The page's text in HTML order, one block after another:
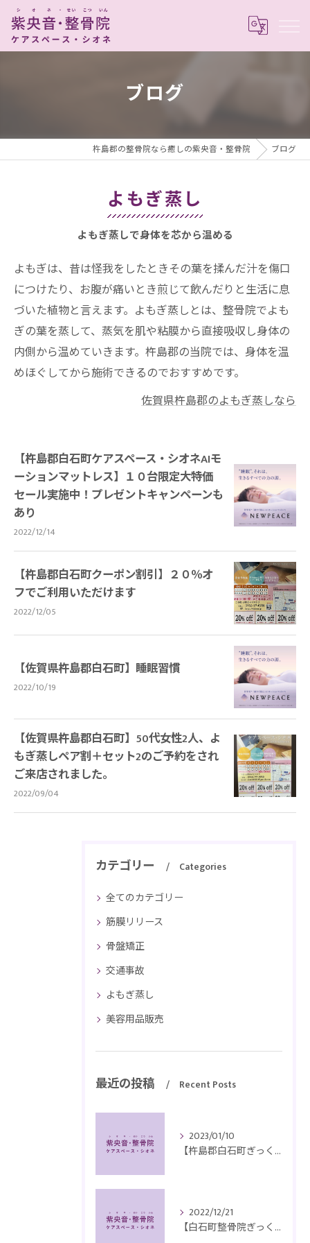
ブログ
杵島郡の整骨院なら癒しの紫央音・整骨院 ブログ
よもぎ蒸し
よもぎ蒸しで身体を芯から温める
よもぎは、昔は怪我をしたときその葉を揉んだ汁を傷口
につけたり、お腹が痛いとき煎じて飲んだりと生活に息
づいた植物と言えます。よもぎ蒸しとは、整骨院でよも
ぎの葉を蒸して、蒸気を肌や粘膜から直接吸収し身体の
内側から温めていきます。杵島郡の当院では、身体を温
めほぐしてから施術できるのでおすすめです。
佐賀県杵島郡のよもぎ蒸しなら
【杵島郡白石町ケアスペース・シオネAIモ
ーションマットレス】１０台限定大特価
セール実施中！プレゼントキャンペーンも
あり
2022/12/14
【杵島郡白石町クーポン割引】２０％オ
フでご利用いただけます
2022/12/05
【佐賀県杵島郡白石町】睡眠習慣
2022/10/19
【佐賀県杵島郡白石町】50代女性2人、よ
もぎ蒸しペア割＋セット2のご予約をされ
ご来店されました。
2022/09/04
カテゴリー Categories
全てのカテゴリー
筋膜リリース
骨盤矯正
交通事故
よもぎ蒸し
美容用品販売
最近の投稿 Recent Posts
2023/01/10
【杵島郡白石町ぎっくり腰】４０代男性で床に落ちたペンを取ろうとして腰を痛め来院されました。
2022/12/21
【白石町整骨院ぎっくり腰】70代男性、朝、肥料袋を抱えた時に痛めて来院されました。